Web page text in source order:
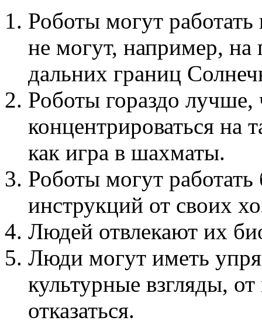
Роботы могут
не могут, например,
дальних границ
Роботы гораздо
концентрироваться на
как игра в шахматы.
Роботы могут
инструкций от своих
Людей отвлекают их
Люди могут иметь
культурные взгляды,
отказаться.